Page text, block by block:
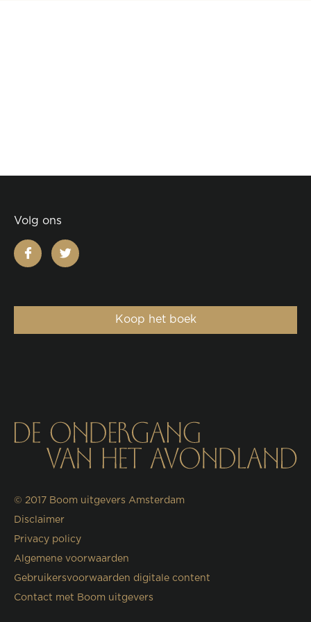
Volg ons
facebooktwitter
Koop het boek
© 2017 Boom uitgevers Amsterdam
Disclaimer
Privacy policy
Algemene voorwaarden
Gebruikersvoorwaarden digitale content
Contact met Boom uitgevers